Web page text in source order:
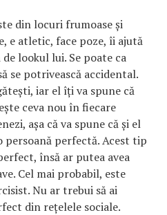
din locuri frumoase și
e atletic, face poze, îi ajută
lookul lui. Se poate ca
se potrivească accidental.
iar el îți va spune că
ceva nou în fiecare
așa că va spune că și el
persoană perfectă. Acest tip
însă ar putea avea
Cel mai probabil, este
Nu ar trebui să ai
din rețelele sociale.